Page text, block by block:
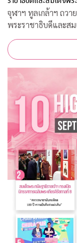
จุฬาฯ ทูลเกล้าฯ ถว
พระราชาธิบดีและส